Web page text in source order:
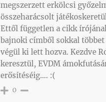
megszerzett erkölcsi
összeharácsolt
Ettől független a cikk
bajnoki címből sokkal
végül ki lett hozva. Kezdve
keresztül, EVDM
erősítéséig…. :(
0